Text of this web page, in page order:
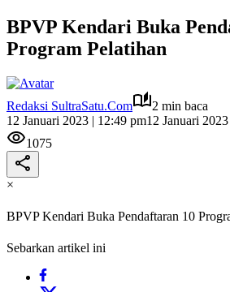
BPVP Kendari Buka
Program Pelatihan
Redaksi SultraSatu.Com
2 min baca
12 Januari 2023 | 12:49 pm12 Januari
1075
×
BPVP Kendari Buka Pendaftaran 10
Sebarkan artikel ini